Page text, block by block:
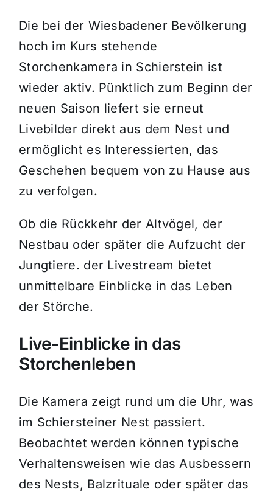
Die bei der Wiesbadener Bevölkerung
hoch im Kurs stehende
Storchenkamera in Schierstein ist
wieder aktiv. Pünktlich zum Beginn der
neuen Saison liefert sie erneut
Livebilder direkt aus dem Nest und
ermöglicht es Interessierten, das
Geschehen bequem von zu Hause aus
zu verfolgen.
Ob die Rückkehr der Altvögel, der
Nestbau oder später die Aufzucht der
Jungtiere. der Livestream bietet
unmittelbare Einblicke in das Leben
der Störche.
Live-Einblicke in das
Storchenleben
Die Kamera zeigt rund um die Uhr, was
im Schiersteiner Nest passiert.
Beobachtet werden können typische
Verhaltensweisen wie das Ausbessern
des Nests, Balzrituale oder später das